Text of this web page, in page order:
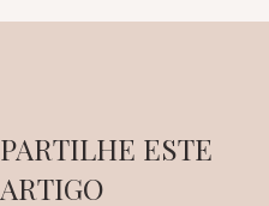
PARTILHE ESTE
ARTIGO